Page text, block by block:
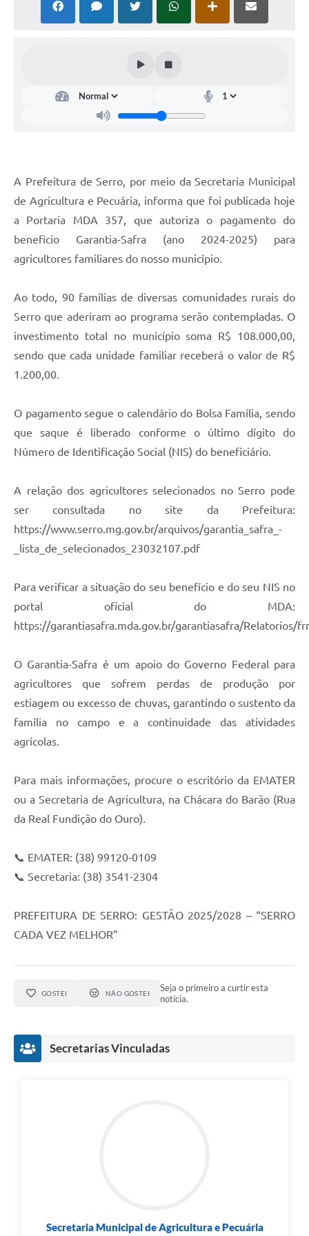
Emissão de Contracheque
Chamamento Público
Arquivos para Download
SIC
Jornal
Links
Audiências Públicas
Telefones Úteis
Diário Oficial
Notícias
Contato
Radar da Transparência Pública
Listagem de Contribuintes Inscritos na Dívida Ativa do
Município
A Prefeitura de Serro, por meio da Secretaria Municipal
de Agricultura e Pecuária, informa que foi publicada hoje
a Portaria MDA 357, que autoriza o pagamento do
benefício Garantia-Safra (ano 2024-2025) para
agricultores familiares do nosso município.
Ao todo, 90 famílias de diversas comunidades rurais do
Serro que aderiram ao programa serão contempladas. O
investimento total no município soma R$ 108.000,00,
sendo que cada unidade familiar receberá o valor de R$
1.200,00.
O pagamento segue o calendário do Bolsa Família, sendo
que saque é liberado conforme o último dígito do
Número de Identificação Social (NIS) do beneficiário.
A relação dos agricultores selecionados no Serro pode
ser consultada no site da Prefeitura:
https://www.serro.mg.gov.br/arquivos/garantia_safra_-
_lista_de_selecionados_23032107.pdf
Para verificar a situação do seu benefício e do seu NIS no
portal oficial do MDA:
https://garantiasafra.mda.gov.br/garantiasafra/Relatorios/
O Garantia-Safra é um apoio do Governo Federal para
agricultores que sofrem perdas de produção por
estiagem ou excesso de chuvas, garantindo o sustento da
família no campo e a continuidade das atividades
agrícolas.
Para mais informações, procure o escritório da EMATER
ou a Secretaria de Agricultura, na Chácara do Barão (Rua
da Real Fundição do Ouro).
📞 EMATER: (38) 99120-0109
📞 Secretaria: (38) 3541-2304
PREFEITURA DE SERRO: GESTÃO 2025/2028 – “SERRO
CADA VEZ MELHOR”
GOSTEI NÃO GOSTEI
Seja o primeiro a curtir esta
notícia.
Secretarias Vinculadas
Secretaria Municipal de Agricultura e Pecuária